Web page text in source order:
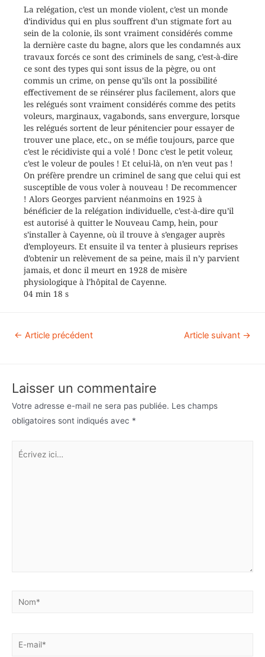
La relégation, c’est un monde violent, c’est un monde
d’individus qui en plus souffrent d’un stigmate fort au
sein de la colonie, ils sont vraiment considérés comme
la dernière caste du bagne, alors que les condamnés aux
travaux forcés ce sont des criminels de sang, c’est-à-dire
ce sont des types qui sont issus de la pègre, ou ont
commis un crime, on pense qu’ils ont la possibilité
effectivement de se réinsérer plus facilement, alors que
les relégués sont vraiment considérés comme des petits
voleurs, marginaux, vagabonds, sans envergure, lorsque
les relégués sortent de leur pénitencier pour essayer de
trouver une place, etc., on se méfie toujours, parce que
c’est le récidiviste qui a volé ! Donc c’est le petit voleur,
c’est le voleur de poules ! Et celui-là, on n’en veut pas !
On préfère prendre un criminel de sang que celui qui est
susceptible de vous voler à nouveau ! De recommencer
! Alors Georges parvient néanmoins en 1925 à
bénéficier de la relégation individuelle, c’est-à-dire qu’il
est autorisé à quitter le Nouveau Camp, hein, pour
s’installer à Cayenne, où il trouve à s’engager auprès
d’employeurs. Et ensuite il va tenter à plusieurs reprises
d’obtenir un relèvement de sa peine, mais il n’y parvient
jamais, et donc il meurt en 1928 de misère
physiologique à l’hôpital de Cayenne.
04 min 18 s
← Article précédent Article suivant →
Laisser un commentaire
Votre adresse e-mail ne sera pas publiée. Les champs
obligatoires sont indiqués avec *